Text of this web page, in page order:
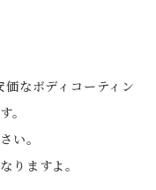
なボディコーティン
。
い。
りますよ。